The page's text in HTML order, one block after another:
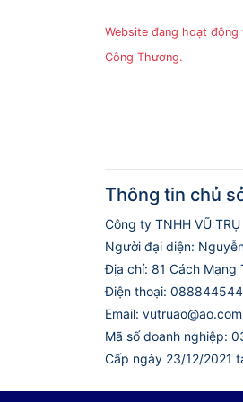
Website đang hoạt
Công Thương.
Thông tin chủ
Công ty TNHH VŨ TRỤ
Người đại diện:
Địa chỉ: 81 Cách Mạng
Điện thoại:
Email:
Mã số doanh nghiệp:
Cấp ngày 23/12/2021